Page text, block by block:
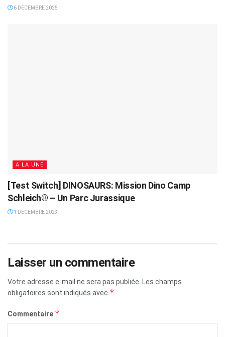
6 DÉCEMBRE 2025
A LA UNE
[Test Switch] DINOSAURS: Mission Dino Camp
Schleich® – Un Parc Jurassique
1 DÉCEMBRE 2023
Laisser un commentaire
Votre adresse e-mail ne sera pas publiée.
Les champs
obligatoires sont indiqués avec *
Commentaire *